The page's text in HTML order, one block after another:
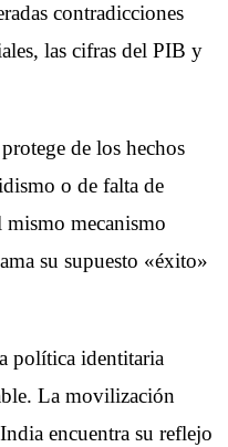
contradicciones
las cifras del PIB y
de los hechos
o de falta de
mismo mecanismo
su supuesto «éxito»
política identitaria
La movilización
encuentra su reflejo